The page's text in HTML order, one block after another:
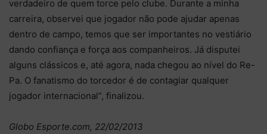
verdadeiro de quem torce pelo clube. Durante a minha
carreira, observei que jogador não pode ajudar apenas
dentro de campo, temos que ser importantes no vestiário
dando confiança e força aos companheiros. Já disputei
alguns clássicos e, até agora, nada chegou ao nível do Re-
Pa. O fanatismo do torcedor é de contagiar qualquer
jogador internacional”, finalizou.
Globo Esporte.com, 22/02/2013